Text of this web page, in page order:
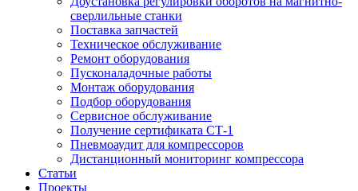
сверлильные станки
Поставка запчастей
Техническое обслуживание
Ремонт оборудования
Пусконаладочные работы
Монтаж оборудования
Подбор оборудования
Сервисное обслуживание
Получение сертификата СТ-1
Пневмоаудит для компрессоров
Дистанционный мониторинг компрессора
Статьи
Проекты